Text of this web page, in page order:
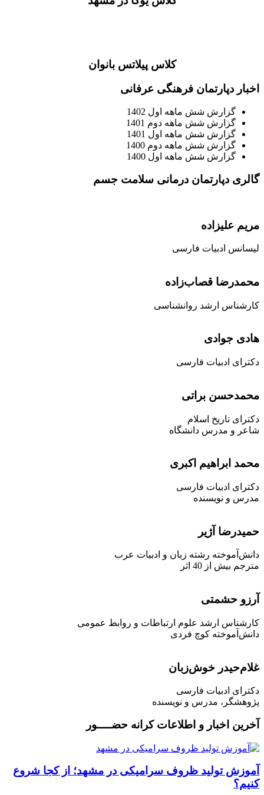
کلاس پیلاتس بانوان
اخبار دپارتمان فرهنگی عرفانی
گزارش شش ماهه اول 1402
گزارش شش ماهه دوم 1401
گزارش شش ماهه اول 1401
گزارش شش ماهه دوم 1400
گزارش شش ماهه اول 1400
گالری دپارتمان درمانی سلامت جسم
مریم علیزاده
لیسانس ادبیات فارسی
محمدرضا قصاب‌زاده
کارشناس ارشد روانشناسی
هادی جوادی
دکترای ادبیات فارسی
محمدحسن براتی
دکترای تاریخ اسلام
شاعر و مدرس دانشگاه
محمد ابراهیم اکبری
دکترای ادبیات فارسی
مدرس و نویسنده
حمیدرضا آژیر
دانش‌آموخته رشته زبان و ادبیات عرب
مترجم بیش از 40 اثر
آرزو حشمتی
کارشناس ارشد علوم ارتباطات و روابط عمومی
دانش‌آموخته کوچ فردی
غلام‌حیدر خوش‌زبان
دکترای ادبیات فارسی
پژوهشگر، مدرس و نویسنده
آخرین اخبار و اطلاعاتکرانه حضــــور
آموزش تولید ظروف سرامیکی در مشهد؛ از کجا شروع
کنیم؟